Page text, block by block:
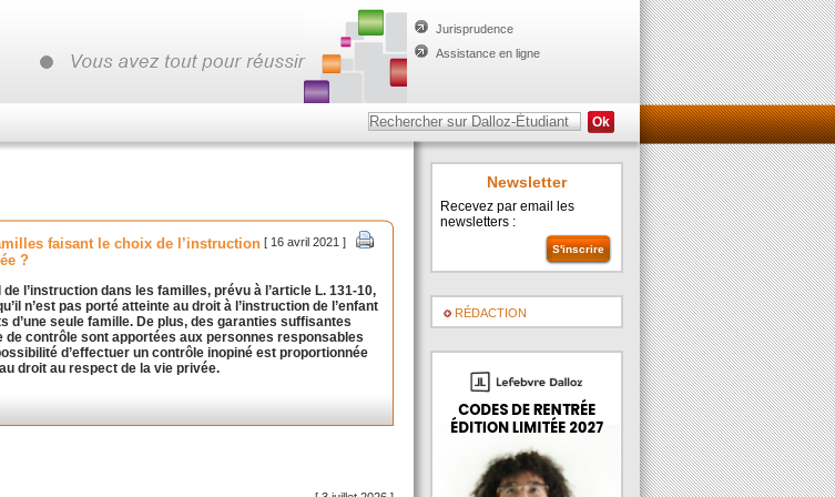
Jurisprudence
Assistance en ligne
[ 16 avril 2021 ]
faisant le choix de l’instruction
?
l’instruction dans les familles, prévu à l’article L. 131-10,
n’est pas porté atteinte au droit à l’instruction de l’enfant
seule famille. De plus, des garanties suffisantes
contrôle sont apportées aux personnes responsables
d’effectuer un contrôle inopiné est proportionnée
droit au respect de la vie privée.
Newsletter
Recevez par email les
newsletters :
RÉDACTION